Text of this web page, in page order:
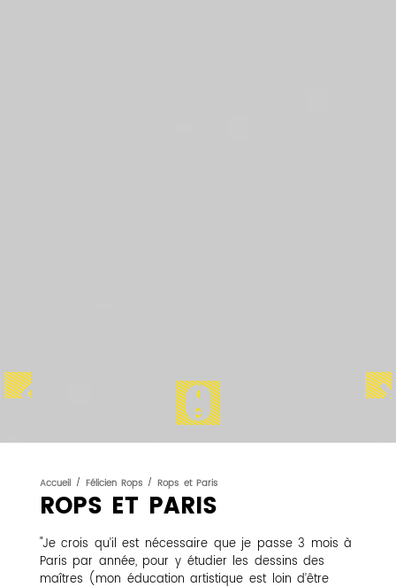
Accueil / Félicien Rops / Rops et Paris
ROPS ET PARIS
"Je crois qu’il est nécessaire que je passe 3 mois à
Paris par année, pour y étudier les dessins des
maîtres (mon éducation artistique est loin d’être